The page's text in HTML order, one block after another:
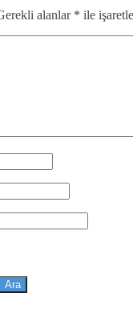
alanlar * ile